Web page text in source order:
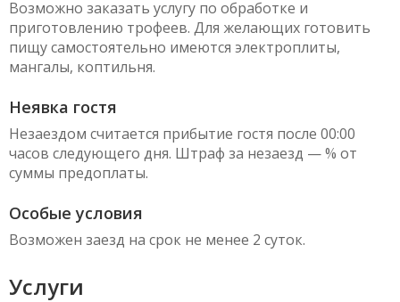
Возможно заказать услугу по обработке и
приготовлению трофеев. Для желающих готовить
пищу самостоятельно имеются электроплиты,
мангалы, коптильня.
Неявка гостя
Незаездом считается прибытие гостя после 00:00
часов следующего дня. Штраф за незаезд — % от
суммы предоплаты.
Особые условия
Возможен заезд на срок не менее 2 суток.
Услуги